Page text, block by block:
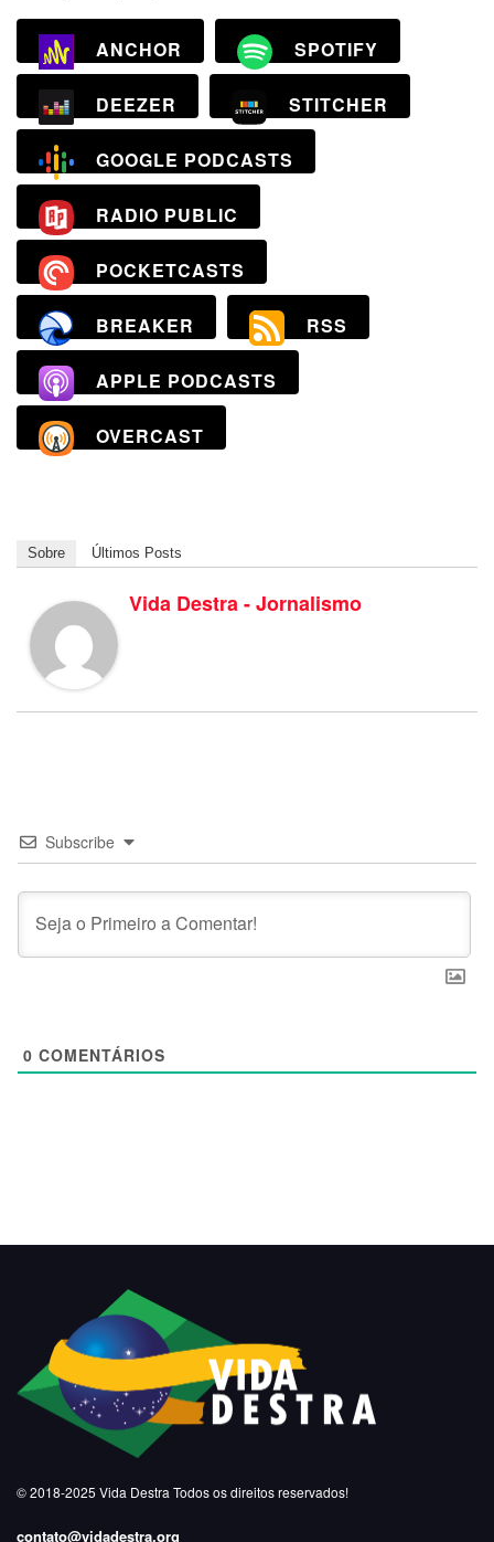
ANCHOR SPOTIFY
DEEZER STITCHER
GOOGLE PODCASTS
RADIO PUBLIC
POCKETCASTS
BREAKER RSS
APPLE PODCASTS
OVERCAST
Sobre Últimos Posts
Vida Destra - Jornalismo
Subscribe
0 COMENTÁRIOS
© 2018-2025 Vida DestraTodos os direitos reservados!
contato@vidadestra.org